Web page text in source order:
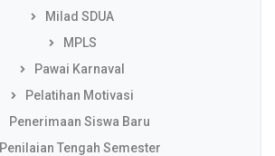
Milad SDUA
MPLS
Pawai Karnaval
Pelatihan Motivasi
Penerimaan Siswa Baru
Penilaian Tengah Semester